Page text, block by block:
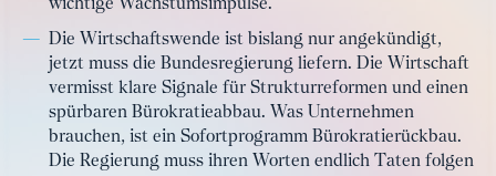
wichtige Wachstumsimpulse.
Die Wirtschaftswende ist bislang nur angekündigt,
jetzt muss die Bundesregierung liefern. Die Wirtschaft
vermisst klare Signale für Strukturreformen und einen
spürbaren Bürokratieabbau. Was Unternehmen
brauchen, ist ein Sofortprogramm Bürokratierückbau.
Die Regierung muss ihren Worten endlich Taten folgen